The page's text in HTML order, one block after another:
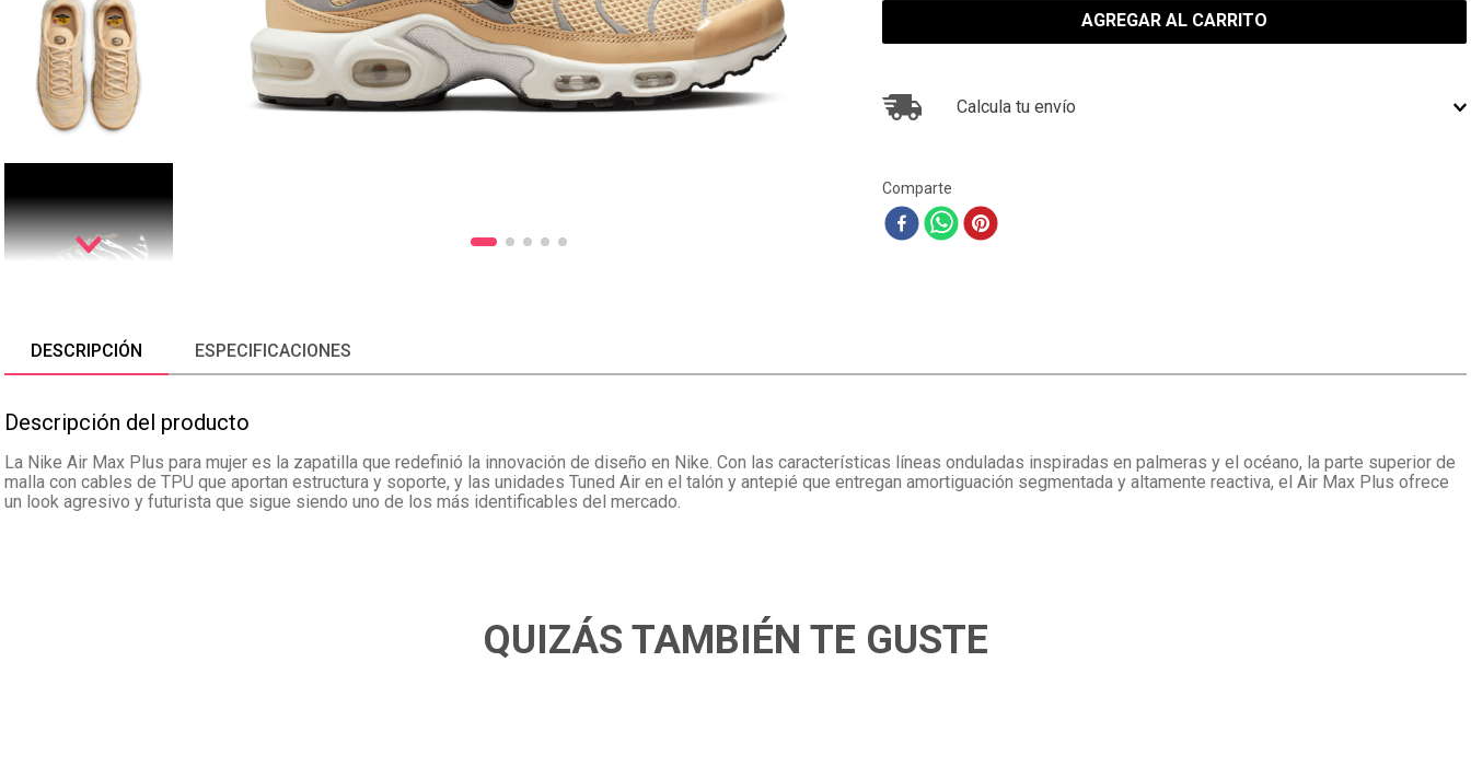
AGREGAR AL CARRITO
Calcula tu envío
Comparte
DESCRIPCIÓN ESPECIFICACIONES
Descripción del producto
La Nike Air Max Plus para mujer es la zapatilla que redefinió la innovación de diseño en Nike. Con las características líneas onduladas inspiradas en palmeras y el océano, la parte superior de
malla con cables de TPU que aportan estructura y soporte, y las unidades Tuned Air en el talón y antepié que entregan amortiguación segmentada y altamente reactiva, el Air Max Plus ofrece
un look agresivo y futurista que sigue siendo uno de los más identificables del mercado.
QUIZÁS TAMBIÉN TE GUSTE